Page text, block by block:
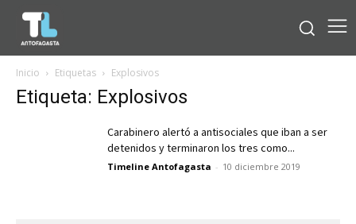
Inicio Etiquetas Explosivos
Etiqueta: Explosivos
Carabinero alertó a antisociales que iban a ser
detenidos y terminaron los tres como...
Timeline Antofagasta - 10 diciembre 2019